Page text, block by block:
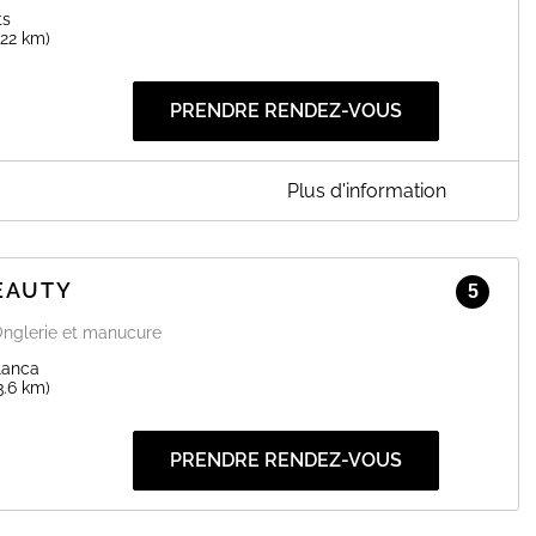
km)
PRENDRE RENDEZ-VOUS
Pieds- Maquillage- Teinture de cils et/ou sourcils-
de cosmétiques Laboratoires Mansard
Plus d'information
5
et manucure
km)
PRENDRE RENDEZ-VOUS